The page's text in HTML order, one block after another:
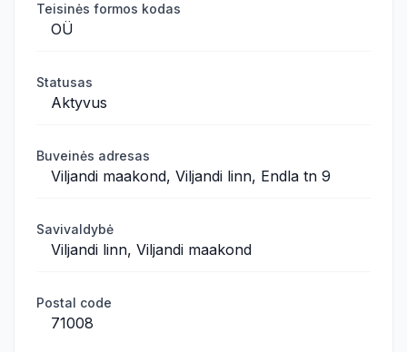
Teisinės formos kodas
OÜ
Statusas
Aktyvus
Buveinės adresas
Viljandi maakond, Viljandi linn, Endla tn 9
Savivaldybė
Viljandi linn, Viljandi maakond
Postal code
71008